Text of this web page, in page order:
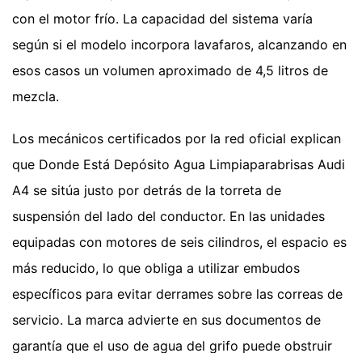
con el motor frío. La capacidad del sistema varía
según si el modelo incorpora lavafaros, alcanzando en
esos casos un volumen aproximado de 4,5 litros de
mezcla.
Los mecánicos certificados por la red oficial explican
que Donde Está Depósito Agua Limpiaparabrisas Audi
A4 se sitúa justo por detrás de la torreta de
suspensión del lado del conductor. En las unidades
equipadas con motores de seis cilindros, el espacio es
más reducido, lo que obliga a utilizar embudos
específicos para evitar derrames sobre las correas de
servicio. La marca advierte en sus documentos de
garantía que el uso de agua del grifo puede obstruir